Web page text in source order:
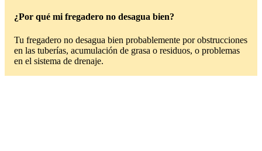
¿Por qué mi fregadero no desagua bien?
Tu fregadero no desagua bien probablemente por obstrucciones
en las tuberías, acumulación de grasa o residuos, o problemas
en el sistema de drenaje.